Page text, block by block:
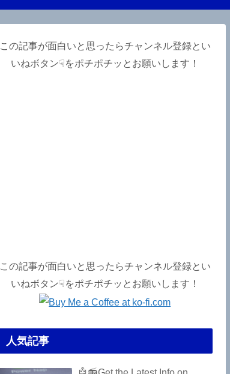
この記事が面白いと思ったらチャンネル登録とい
いねボタン☟をポチポチッとお願いします！
この記事が面白いと思ったらチャンネル登録とい
いねボタン☟をポチポチッとお願いします！
人気記事